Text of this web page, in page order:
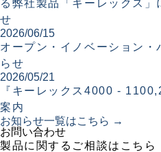
る弊社製品「キーレックス
せ
2026/06/15
オープン・イノベーション
らせ
2026/05/21
『キーレックス4000 -
案内
お知らせ一覧はこちら →
お問い合わせ
製品に関するご相談はこちら